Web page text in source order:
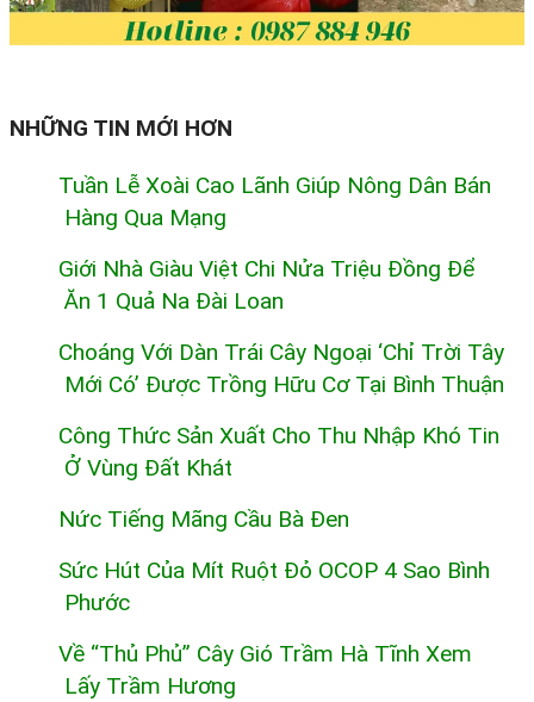
NHỮNG TIN MỚI HƠN
Tuần Lễ Xoài Cao Lãnh Giúp Nông Dân Bán
Hàng Qua Mạng
Giới Nhà Giàu Việt Chi Nửa Triệu Đồng Để
Ăn 1 Quả Na Đài Loan
Choáng Với Dàn Trái Cây Ngoại ‘chỉ Trời Tây
Mới Có’ Được Trồng Hữu Cơ Tại Bình Thuận
Công Thức Sản Xuất Cho Thu Nhập Khó Tin
Ở Vùng Đất Khát
Nức Tiếng Mãng Cầu Bà Đen
Sức Hút Của Mít Ruột Đỏ OCOP 4 Sao Bình
Phước
Về “thủ Phủ” Cây Gió Trầm Hà Tĩnh Xem
Lấy Trầm Hương